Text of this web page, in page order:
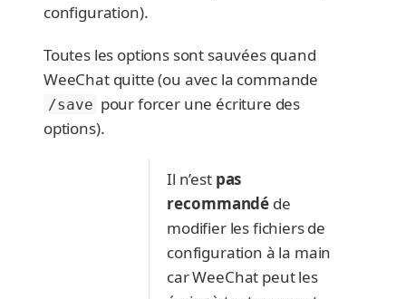
configuration).
Toutes les options sont sauvées quand
WeeChat quitte (ou avec la commande
/save pour forcer une écriture des
options).
Il n’est pas
recommandé de
modifier les fichiers de
configuration à la main
car WeeChat peut les